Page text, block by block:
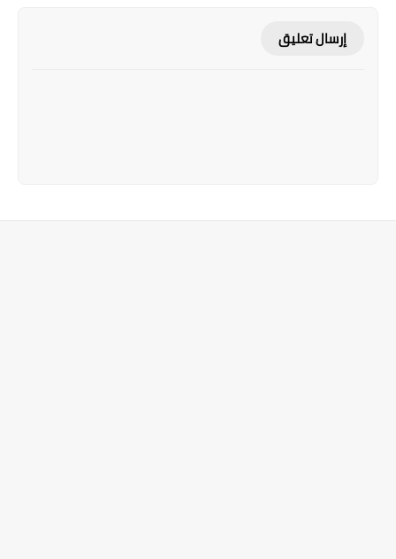
إرسال تعليق